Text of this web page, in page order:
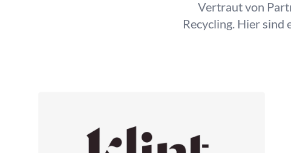
Vertraut von
Recycling. Hier sind